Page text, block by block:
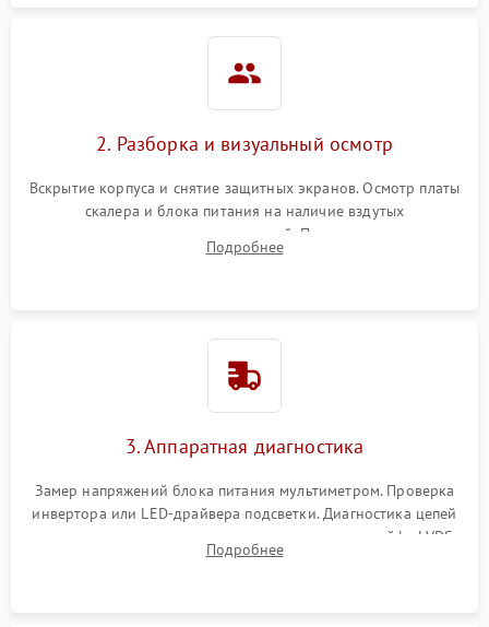
2. Разборка и визуальный осмотр
Вскрытие корпуса и снятие защитных экранов. Осмотр платы
скалера и блока питания на наличие вздутых
конденсаторов, прогаров, окислений. Проверка надежности
контактов и целостности шлейфов матрицы.
Подробнее
3. Аппаратная диагностика
Замер напряжений блока питания мультиметром. Проверка
инвертора или LED-драйвера подсветки. Диагностика цепей
питания скалера и тестирование сигналов на шлейфе LVDS
Подробнее